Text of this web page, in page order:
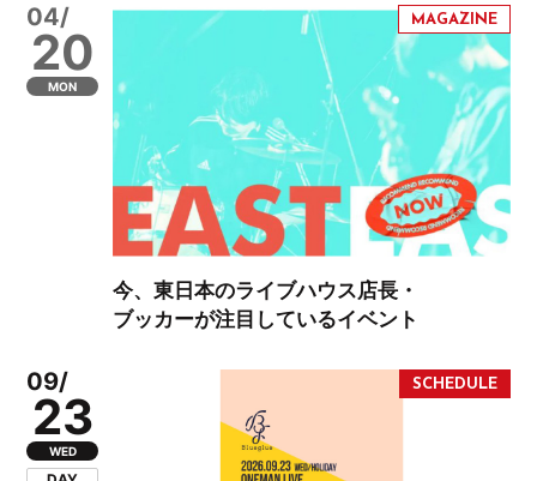
04/
20
MON
今、東日本のライブハウス店長・
ブッカーが注目しているイベント
09/
23
WED